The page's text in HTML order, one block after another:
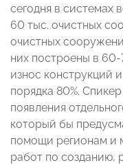
сегодня в системах
60 тыс. очистных
очистных
них построены в
износ конструкций
порядка 80%.
появления
который бы
помощи регионам и
работ по созданию,